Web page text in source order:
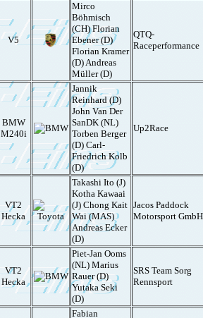
V5
Mirco
Böhmisch
(CH) Florian
Ebener (D)
Florian Kramer
(D) Andreas
Müller (D)
QTQ-
Raceperformance
BMW
M240i
Jannik
Reinhard (D)
John Van Der
SanDK (NL)
Torben Berger
(D) Carl-
Friedrich Kolb
(D)
Up2Race
VT2
Hecka
Takashi Ito (J)
Kotha Kawaai
(J) Chong Kait
Wai (MAS)
Andreas Ecker
(D)
Jacos Paddock
Motorsport GmbH
VT2
Hecka
Piet-Jan Ooms
(NL) Marius
Rauer (D)
Yutaka Seki
(D)
SRS Team Sorg
Rennsport
Fabian